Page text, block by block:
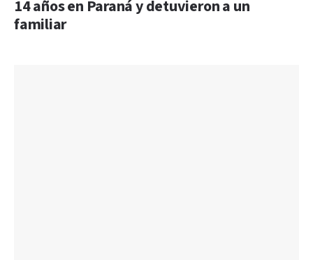
14 años en Paraná y detuvieron a un
familiar